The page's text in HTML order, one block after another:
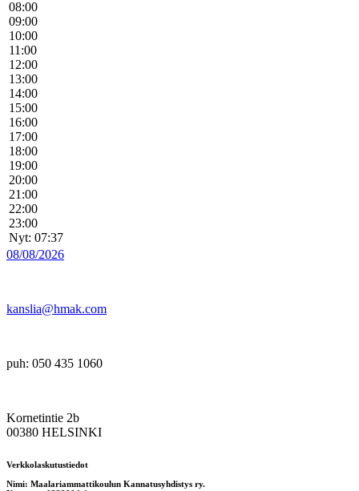
08:00
09:00
10:00
11:00
12:00
13:00
14:00
15:00
16:00
17:00
18:00
19:00
20:00
21:00
22:00
23:00
Nyt: 07:37
08/08/2026
kanslia@hmak.com
puh: 050 435 1060
Kornetintie 2b
00380 HELSINKI
Verkkolaskutustiedot
Nimi: Maalariammattikoulun Kannatusyhdistys ry.